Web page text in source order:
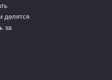
делятся
за